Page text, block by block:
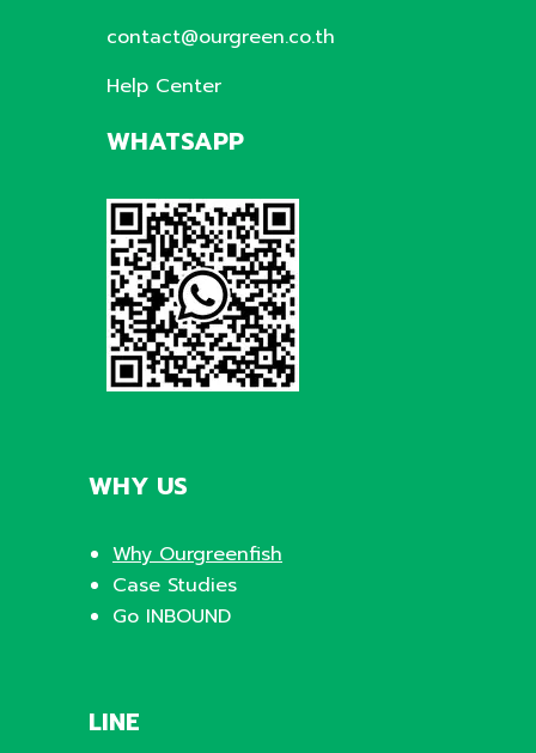
contact@ourgreen.co.th
Help Center
WHATSAPP
WHY US
Why Ourgreenfish
Case Studies
Go INBOUND
LINE